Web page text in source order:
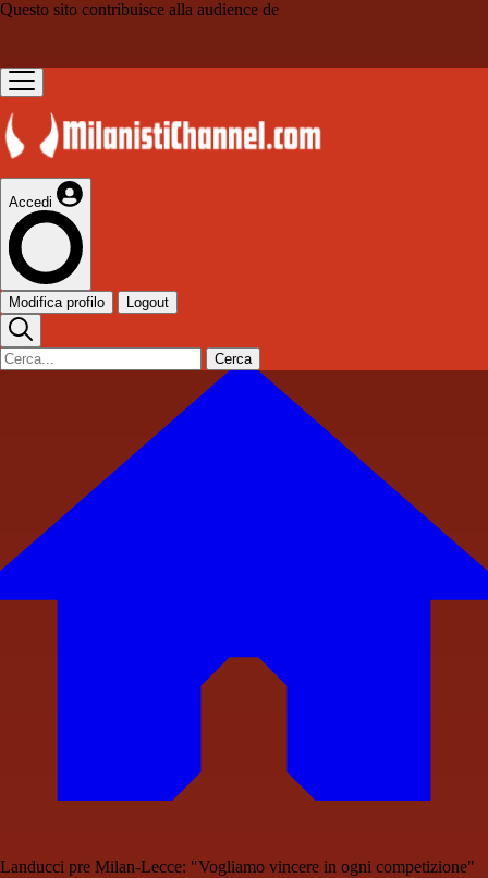
Questo sito contribuisce alla audience de
Accedi
Modifica profilo Logout
Cerca
Landucci pre Milan-Lecce: "Vogliamo vincere in ogni competizione"